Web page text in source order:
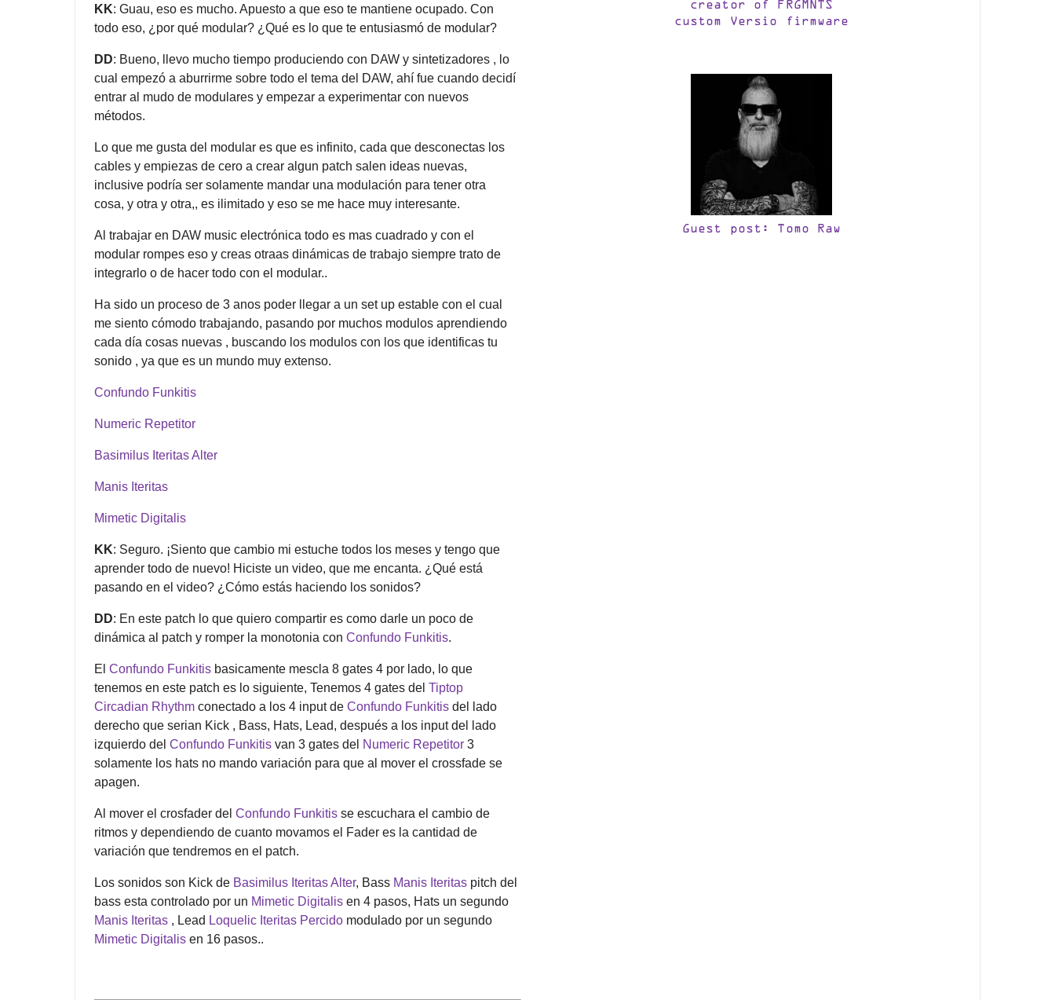
KK: Guau, eso es mucho. Apuesto a que eso te mantiene ocupado. Con
todo eso, ¿por qué modular? ¿Qué es lo que te entusiasmó de modular?
DD: Bueno, llevo mucho tiempo produciendo con DAW y sintetizadores , lo
cual empezó a aburrirme sobre todo el tema del DAW, ahí fue cuando decidí
entrar al mudo de modulares y empezar a experimentar con nuevos
métodos.
Lo que me gusta del modular es que es infinito, cada que desconectas los
cables y empiezas de cero a crear algun patch salen ideas nuevas,
inclusive podría ser solamente mandar una modulación para tener otra
cosa, y otra y otra,, es ilimitado y eso se me hace muy interesante.
Al trabajar en DAW music electrónica todo es mas cuadrado y con el
modular rompes eso y creas otraas dinámicas de trabajo siempre trato de
integrarlo o de hacer todo con el modular..
Ha sido un proceso de 3 anos poder llegar a un set up estable con el cual
me siento cómodo trabajando, pasando por muchos modulos aprendiendo
cada día cosas nuevas , buscando los modulos con los que identificas tu
sonido , ya que es un mundo muy extenso.
Confundo Funkitis
Numeric Repetitor
Basimilus Iteritas Alter
Manis Iteritas
Mimetic Digitalis
KK: Seguro. ¡Siento que cambio mi estuche todos los meses y tengo que
aprender todo de nuevo! Hiciste un video, que me encanta. ¿Qué está
pasando en el video? ¿Cómo estás haciendo los sonidos?
DD: En este patch lo que quiero compartir es como darle un poco de
dinámica al patch y romper la monotonia con Confundo Funkitis.
El Confundo Funkitis basicamente mescla 8 gates 4 por lado, lo que
tenemos en este patch es lo siguiente, Tenemos 4 gates del Tiptop
Circadian Rhythm conectado a los 4 input de Confundo Funkitis del lado
derecho que serian Kick , Bass, Hats, Lead, después a los input del lado
izquierdo del Confundo Funkitis van 3 gates del Numeric Repetitor 3
solamente los hats no mando variación para que al mover el crossfade se
apagen.
Al mover el crosfader del Confundo Funkitis se escuchara el cambio de
ritmos y dependiendo de cuanto movamos el Fader es la cantidad de
variación que tendremos en el patch.
Los sonidos son Kick de Basimilus Iteritas Alter, Bass Manis Iteritas pitch del
bass esta controlado por un Mimetic Digitalis en 4 pasos, Hats un segundo
Manis Iteritas , Lead Loquelic Iteritas Percido modulado por un segundo
Mimetic Digitalis en 16 pasos..
creator of FRGMNTS
custom Versio firmware
Guest post: Tomo Raw